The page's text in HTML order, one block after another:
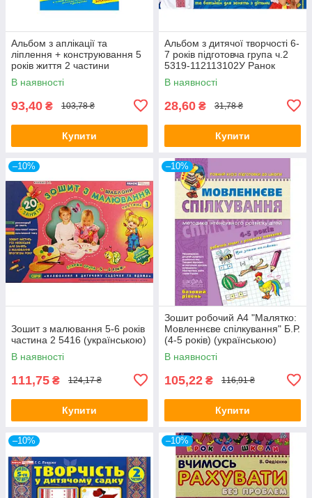
Альбом з аплікації та
ліплення + конструювання 5
років життя 2 частини
Д133004У
В наявності
93,40 ₴ 103,78 ₴
Купити
Альбом з дитячої творчості 6-
7 років підготовча група ч.2
5319-112113102У Ранок
(топ-1)
В наявності
28,60 ₴ 31,78 ₴
Купити
–10%
Зошит з малювання 5-6 років
частина 2 5416 (українською)
В наявності
111,75 ₴ 124,17 ₴
Купити
–10%
Зошит робочий A4 "Малятко:
Мовленнєве спілкування" Б.Р.
(4-5 років) (українською)
Школа (топ-1)
В наявності
105,22 ₴ 116,91 ₴
Купити
–10% –10%